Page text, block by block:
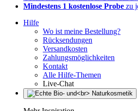
Mindestens 1 kostenlose Probe zu
Hilfe
Wo ist meine Bestellung?
Rücksendungen
Versandkosten
Zahlungsmöglichkeiten
Kontakt
Alle Hilfe-Themen
Live-Chat